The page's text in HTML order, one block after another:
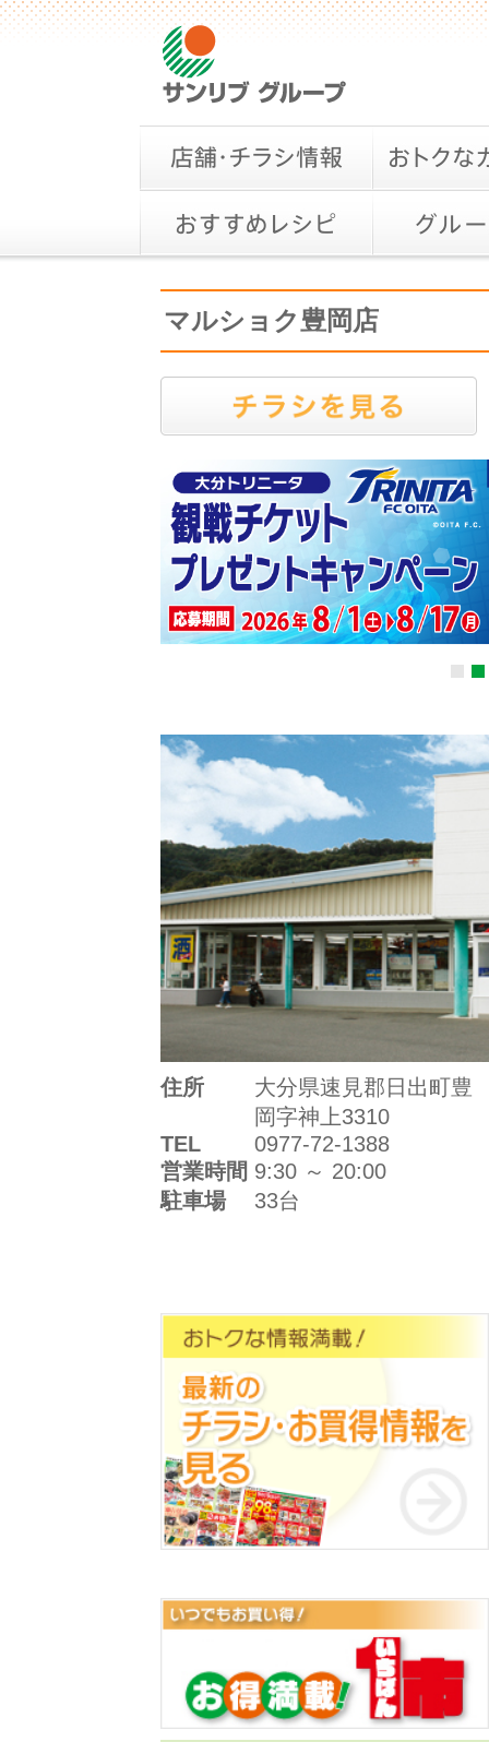
マルショク豊岡店
1
住所
大分県速見郡日出町豊
岡字神上3310
TEL
0977-72-1388
営業時間 9:30 ～ 20:00
駐車場
33台